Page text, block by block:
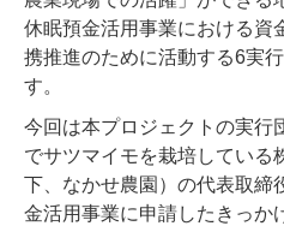
休眠預金活用事業における資
携推進のために活動する6実
す。
今回は本プロジェクトの実行
でサツマイモを栽培している
下、なかせ農園）の代表取締
金活用事業に申請したきっか